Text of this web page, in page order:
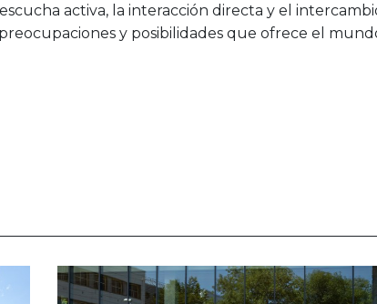
activa, la interacción directa y el
y posibilidades que ofrece el